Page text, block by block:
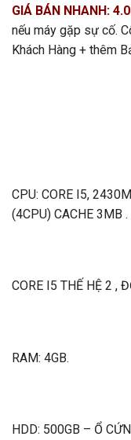
GIÁ BÁN NHANH:
nếu máy gặp sự cố.
Khách Hàng + thêm
CPU: CORE I5,
(4CPU) CACHE 3MB .
CORE I5 THẾ HỆ 2 ,
RAM: 4GB.
HDD: 500GB – Ổ